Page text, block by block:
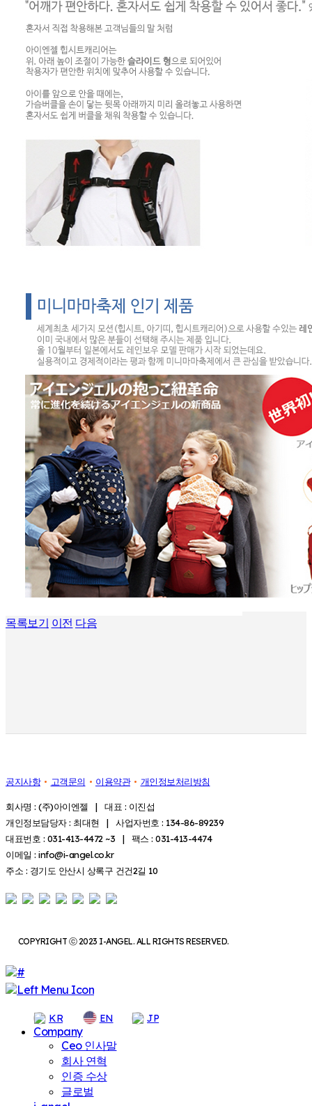
목록보기 이전 다음
공지사항 고객문의 이용약관 개인정보처리방침
회사명 : (주)아이엔젤 | 대표 : 이진섭
개인정보담당자 : 최대현 | 사업자번호 : 134-86-89239
대표번호 : 031-413-4472 ~3 | 팩스 : 031-413-4474
이메일 : info@i-angel.co.kr
주소 : 경기도 안산시 상록구 건건2길 10
COPYRIGHT ⓒ 2023 I-ANGEL. ALL RIGHTS RESERVED.
KR EN JP
Company
Ceo 인사말
회사 연혁
인증 수상
글로벌